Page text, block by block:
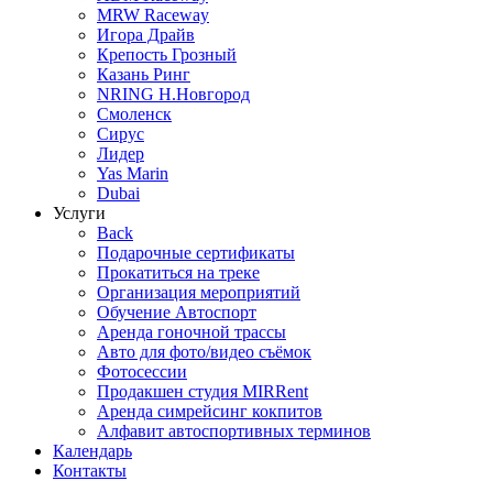
MRW Raceway
Игора Драйв
Крепость Грозный
Казань Ринг
NRING Н.Новгород
Смоленск
Сирус
Лидер
Yas Marin
Dubai
Услуги
Back
Подарочные сертификаты
Прокатиться на треке
Организация мероприятий
Обучение Автоспорт
Аренда гоночной трассы
Авто для фото/видео съёмок
Фотосессии
Продакшен студия MIRRent
Аренда симрейсинг кокпитов
Алфавит автоспортивных терминов
Календарь
Контакты